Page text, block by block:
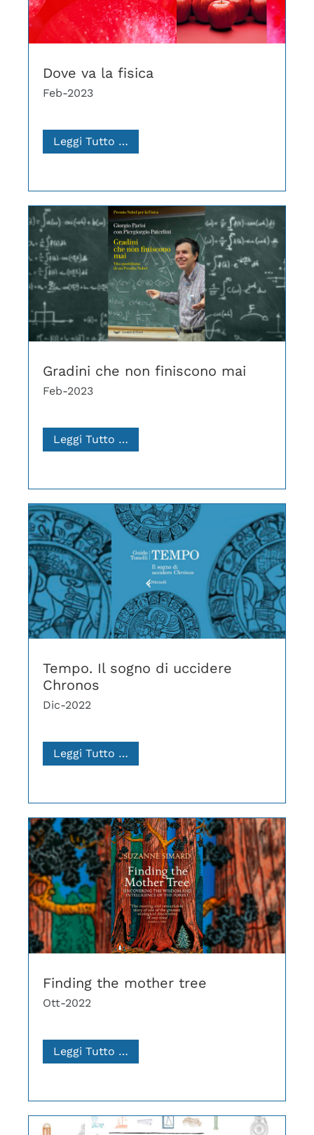
Dove va la fisica
Feb-2023
Leggi Tutto …
Gradini che non finiscono mai
Feb-2023
Leggi Tutto …
Tempo. Il sogno di uccidere
Chronos
Dic-2022
Leggi Tutto …
Finding the mother tree
Ott-2022
Leggi Tutto …